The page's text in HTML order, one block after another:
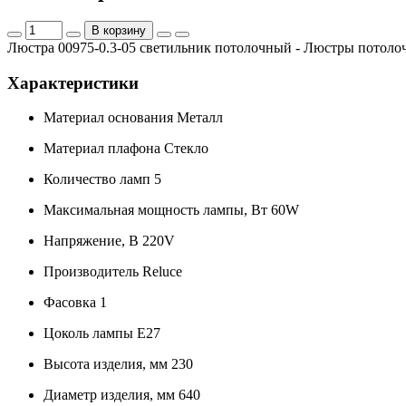
В корзину
Люстра 00975-0.3-05 светильник потолочный - Люстры
Характеристики
Материал основания Металл
Материал плафона Стекло
Количество ламп 5
Максимальная мощность лампы, Вт 60W
Напряжение, В 220V
Производитель Reluce
Фасовка 1
Цоколь лампы E27
Высота изделия, мм 230
Диаметр изделия, мм 640